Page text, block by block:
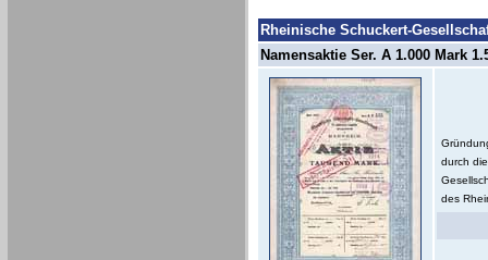
Rheinische Schuckert-
Namensaktie Ser. A 1.000 Mark
durch
des